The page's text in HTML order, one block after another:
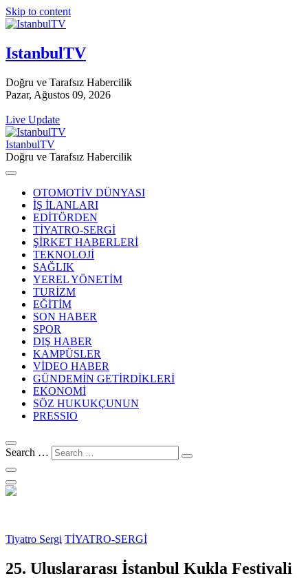
Skip to content
IstanbulTV
Doğru ve Tarafsız Habercilik
Pazar, Ağustos 09, 2026
Live Update
IstanbulTV
Doğru ve Tarafsız Habercilik
OTOMOTİV DÜNYASI
İŞ İLANLARI
EDİTÖRDEN
TİYATRO-SERGİ
ŞİRKET HABERLERİ
TEKNOLOJİ
SAĞLIK
YEREL YÖNETİM
TURİZM
EĞİTİM
SON HABER
SPOR
DIŞ HABER
KAMPÜSLER
VİDEO HABER
GÜNDEMİN GETİRDİKLERİ
EKONOMİ
SÖZ HUKUKÇUNUN
PRESSIO
Search …
Tiyatro Sergi TİYATRO-SERGİ
25. Uluslararası İstanbul Kukla Festivali